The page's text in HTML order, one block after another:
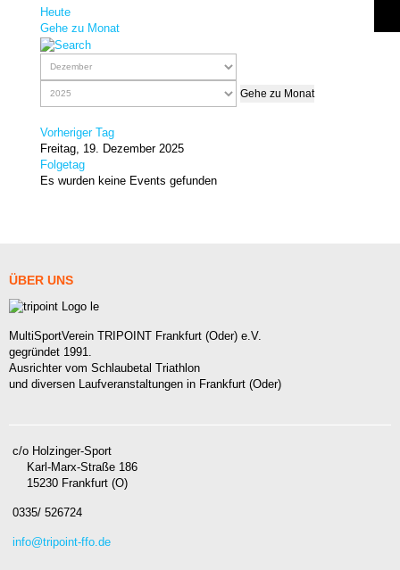
Heute
Gehe zu Monat
Gehe zu Monat
Vorheriger Tag
Freitag, 19. Dezember 2025
Folgetag
Es wurden keine Events gefunden
ÜBER UNS
MultiSportVerein TRIPOINT Frankfurt (Oder) e.V.
gegründet 1991.
Ausrichter vom Schlaubetal Triathlon
und diversen Laufveranstaltungen in Frankfurt (Oder)
c/o Holzinger-Sport
Karl-Marx-Straße 186
15230 Frankfurt (O)
0335/ 526724
info@tripoint-ffo.de